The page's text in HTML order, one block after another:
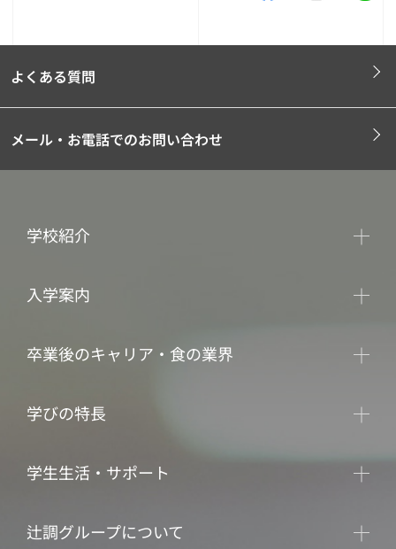
よくある質問
メール・お電話でのお問い合わせ
学校紹介
入学案内
卒業後のキャリア・食の業界
学びの特長
学生生活・サポート
辻調グループについて